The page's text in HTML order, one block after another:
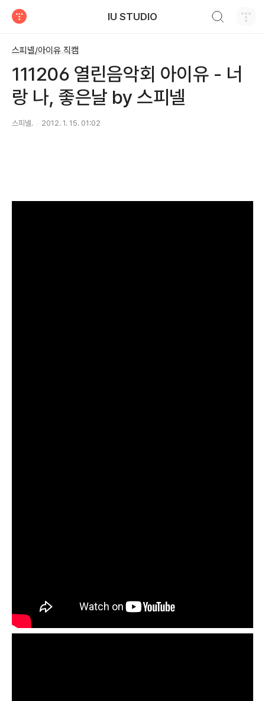
IU STUDIO
스피넬/아이유 직캠
111206 열린음악회 아이유 - 너
랑 나, 좋은날 by 스피넬
스피넬. 2012. 1. 15. 01:02